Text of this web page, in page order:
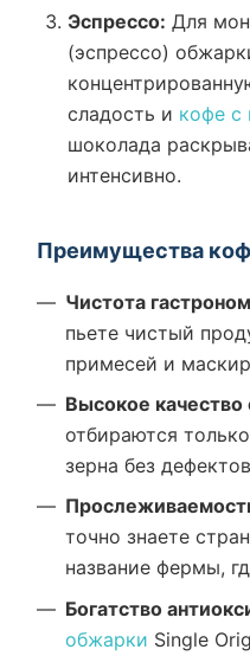
Эспрессо: Для
(эспрессо)
сладость и кофе с
шоколада
интенсивно.
Преимущества
Чистота
пьете чистый
примесей и
Высокое качество
отбираются
зерна без
точно знаете
название фермы,
Богатство
обжарки Single